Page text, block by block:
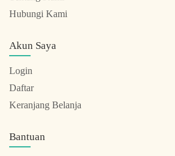
Hubungi Kami
Akun Saya
Login
Daftar
Keranjang Belanja
Bantuan